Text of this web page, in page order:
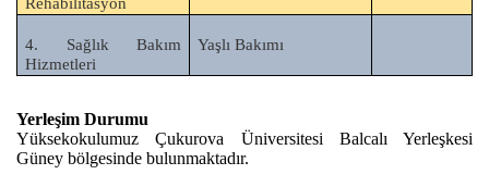
4. Sağlık Bakım
Hizmetleri
Yaşlı Bakımı
Yerleşim Durumu
Yüksekokulumuz Çukurova Üniversitesi Balcalı Yerleşkesi
Güney bölgesinde bulunmaktadır.